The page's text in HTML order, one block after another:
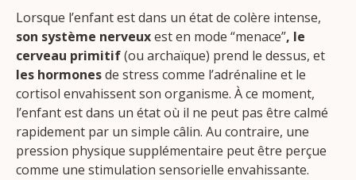
Lorsque l’enfant est dans un état de colère intense,
son système nerveuxest en mode “menace”, le
cerveau primitif(ou archaïque) prend le dessus, et
les hormonesde stress comme l’adrénaline et le
cortisol envahissent son organisme. À ce moment,
l’enfant est dans un état où il ne peut pas être calmé
rapidement par un simple câlin. Au contraire, une
pression physique supplémentaire peut être perçue
comme une stimulation sensorielle envahissante.